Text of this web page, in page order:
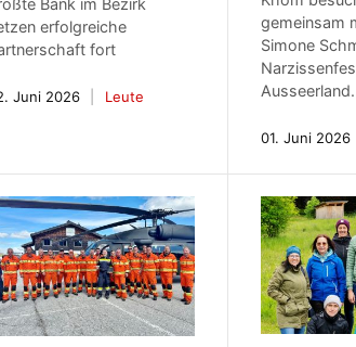
Bank im Bezirk
erfolgreiche
fort
Juni 2026 Leute
gemeinsam
Simone
Ausseerland.
01. Juni 2026